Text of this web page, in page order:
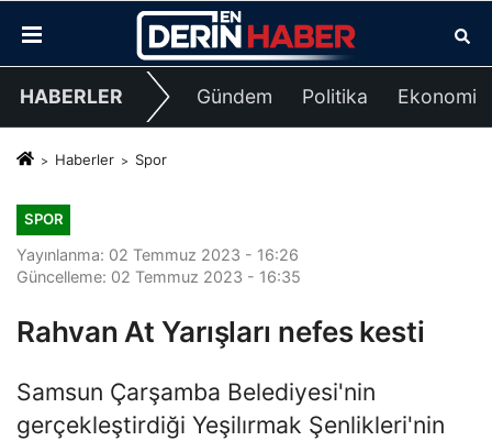
HABERLER Gündem Politika Ekonomi
Haberler Spor
SPOR
Yayınlanma: 02 Temmuz 2023 - 16:26
Güncelleme: 02 Temmuz 2023 - 16:35
Rahvan At Yarışları nefes kesti
Samsun Çarşamba Belediyesi'nin
gerçekleştirdiği Yeşilırmak Şenlikleri'nin